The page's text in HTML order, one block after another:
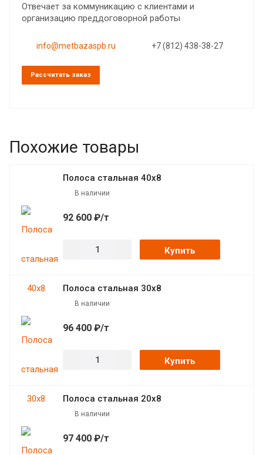
Отвечает за коммуникацию с клиентами и
организацию преддоговорной работы
info@metbazaspb.ru +7 (812) 438-38-27
Рассчитать заказ
Похожие товары
Полоса стальная 40х8
В наличии
92 600 ₽/т
Купить
Полоса стальная 30х8
В наличии
96 400 ₽/т
Купить
Полоса стальная 20х8
В наличии
97 400 ₽/т